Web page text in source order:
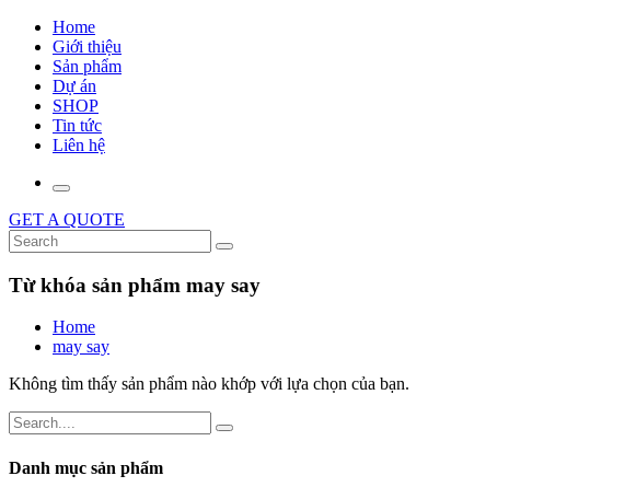
Home
Giới thiệu
Sản phẩm
Dự án
SHOP
Tin tức
Liên hệ
GET A QUOTE
Từ khóa sản phẩm may say
Home
may say
Không tìm thấy sản phẩm nào khớp với lựa chọn của bạn.
Danh mục sản phẩm